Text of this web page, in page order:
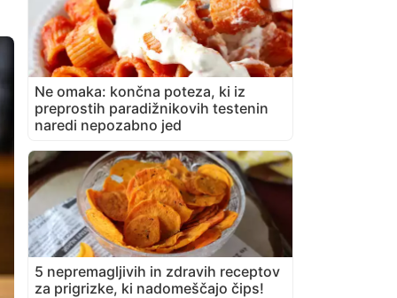
Ne omaka: končna poteza, ki iz
preprostih paradižnikovih testenin
naredi nepozabno jed
5 nepremagljivih in zdravih receptov
za prigrizke, ki nadomeščajo čips!